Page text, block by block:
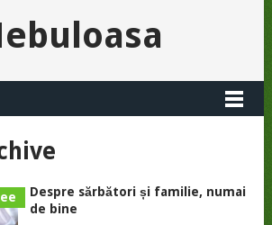
Despre sărbători și familie, numai
de bine